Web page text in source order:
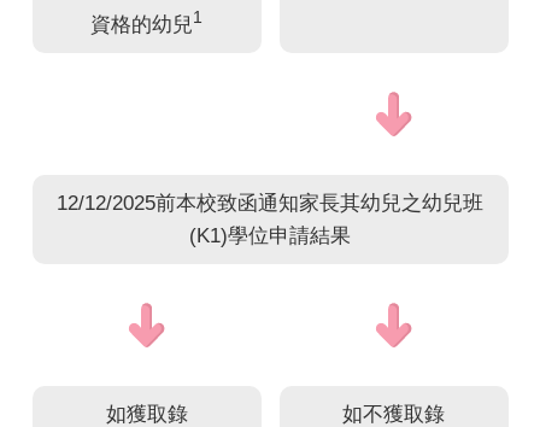
資格的幼兒1
12/12/2025前本校致函通知家長其幼兒之幼兒班
(K1)學位申請結果
如獲取錄 如不獲取錄